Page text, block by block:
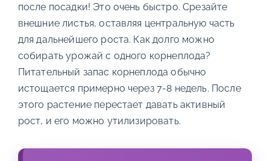
после посадки! Это очень быстро. Срезайте
внешние листья, оставляя центральную часть
для дальнейшего роста. Как долго можно
собирать урожай с одного корнеплода?
Питательный запас корнеплода обычно
истощается примерно через 7-8 недель. После
этого растение перестает давать активный
рост, и его можно утилизировать.